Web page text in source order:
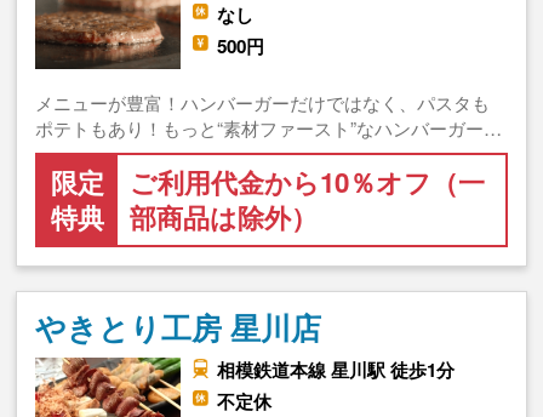
なし
500円
メニューが豊富！ハンバーガーだけではなく、パスタも
ポテトもあり！もっと“素材ファースト”なハンバーガー…
限定
特典
ご利用代金から10％オフ（一
部商品は除外）
やきとり工房 星川店
相模鉄道本線 星川駅 徒歩1分
不定休